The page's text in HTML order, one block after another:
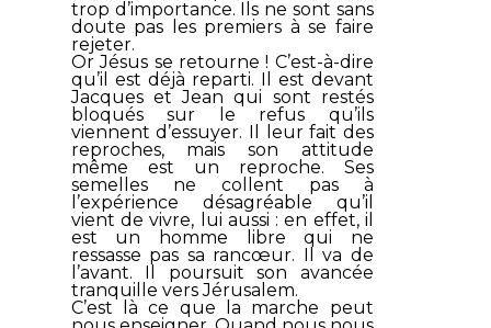
trop d’importance. Ils ne sont sans
doute pas les premiers à se faire
rejeter.
Or Jésus se retourne ! C’est-à-dire
qu’il est déjà reparti. Il est devant
Jacques et Jean qui sont restés
bloqués sur le refus qu’ils
viennent d’essuyer. Il leur fait des
reproches, mais son attitude
même est un reproche. Ses
semelles ne collent pas à
l’expérience désagréable qu’il
vient de vivre, lui aussi : en effet, il
est un homme libre qui ne
ressasse pas sa rancœur. Il va de
l’avant. Il poursuit son avancée
tranquille vers Jérusalem.
C’est là ce que la marche peut